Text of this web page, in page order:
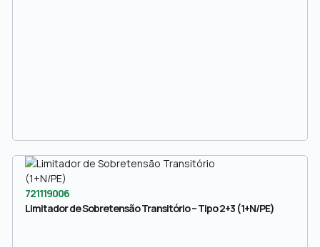
721119006
Limitador de Sobretensão Transitório – Tipo 2+3 (1+N/PE)